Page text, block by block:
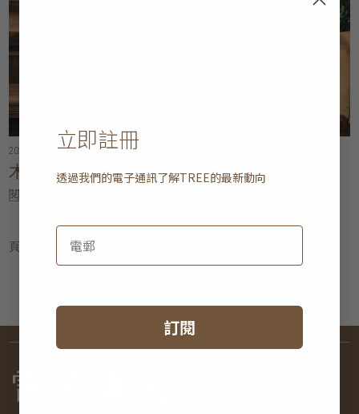
2023年09月19日• 8 分鐘閱讀
木本水源, 流芳百世
閱讀更多
頁:
電子通訊
立即註冊
透過我們的電子通訊了解TREE的最新動向
訂閱